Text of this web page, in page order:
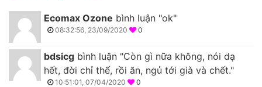
Ecomax Ozone bình luận "ok"
08:32:56, 23/09/2020 0
bdsicg bình luận "Còn gì nữa không, nói dạ
hết, đời chỉ thế, rồi ăn, ngủ tới già và chết."
10:51:01, 07/04/2020 0